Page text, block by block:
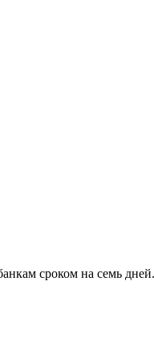
сроком на семь